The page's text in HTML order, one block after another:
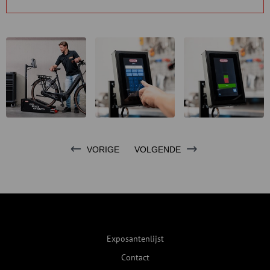
VORIGE VOLGENDE
Exposantenlijst
Contact